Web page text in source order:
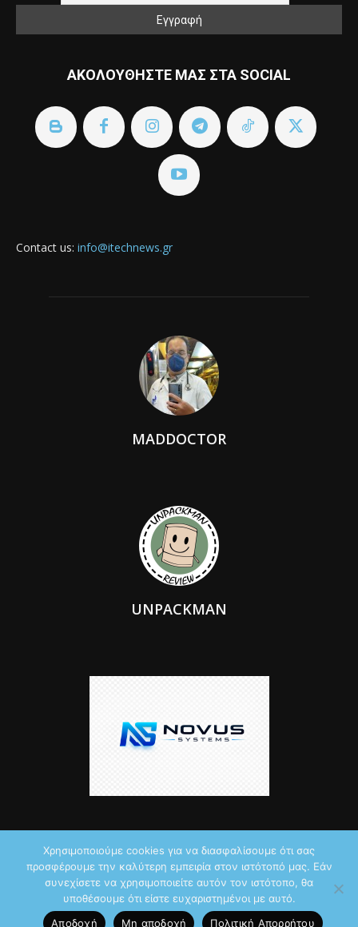
ΑΚΟΛΟΥΘΗΣΤΕ ΜΑΣ ΣΤΑ SOCIAL
Contact us: info@itechnews.gr
MADDOCTOR
UNPACKMAN
© 2026 by iTechNews.gr
Maddoctor dreamed it, Unpackman made it reality,Novus Systems
Χρησιμοποιούμε cookies για να διασφαλίσουμε ότι σας
προσφέρουμε την καλύτερη εμπειρία στον ιστότοπό μας. Εάν
συνεχίσετε να χρησιμοποιείτε αυτόν τον ιστότοπο, θα
υποθέσουμε ότι είστε ευχαριστημένοι με αυτό.
Αποδοχή
Μη αποδοχή Πολιτική Aπορρήτου